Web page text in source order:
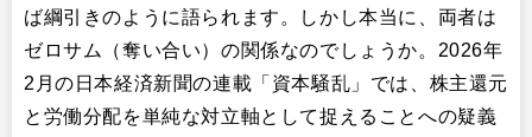
ば綱引きのように語られます。しかし本当に、両者は
ゼロサム（奪い合い）の関係なのでしょうか。2026年
2月の日本経済新聞の連載「資本騒乱」では、株主還元
と労働分配を単純な対立軸として捉えることへの疑義